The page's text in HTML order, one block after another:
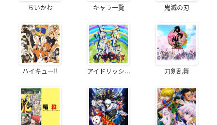
ちいかわ キャラ一覧 鬼滅の刃
ハイキュー!! アイドリッシ... 刀剣乱舞